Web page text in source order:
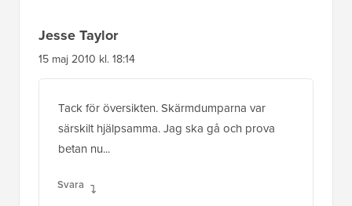
Jesse Taylor
15 maj 2010 kl. 18:14
Tack för översikten. Skärmdumparna var
särskilt hjälpsamma. Jag ska gå och prova
betan nu...
Svara